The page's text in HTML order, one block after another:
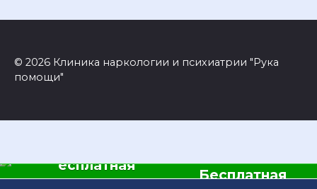
© 2026 Клиника наркологии и психиатрии "Рука
помощи"
Бесплатная